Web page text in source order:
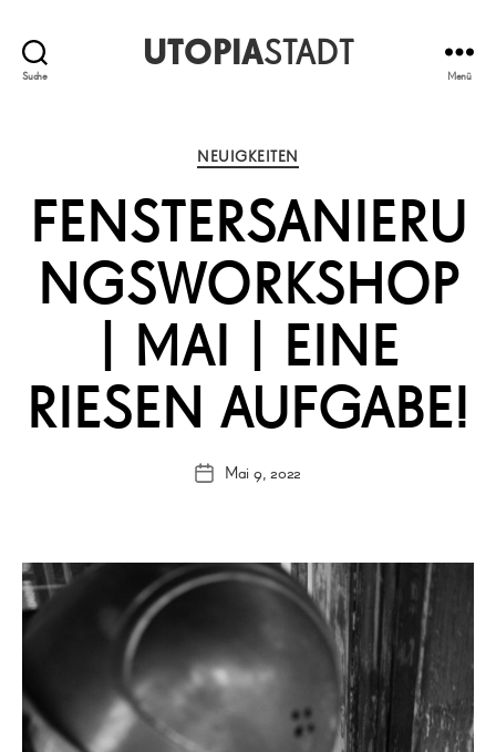
Suche
UTOPIASTADT
Menü
Kategorien
NEUIGKEITEN
FENSTERSANIERU
NGSWORKSHOP
| MAI | EINE
RIESEN AUFGABE!
Veröffentlichungsdatum
Mai 9, 2022